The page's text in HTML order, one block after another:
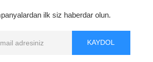
ilk siz haberdar olun.
KAYDOL